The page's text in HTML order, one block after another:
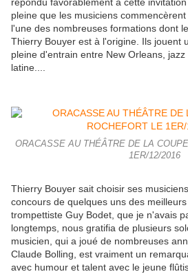
pleine que les musiciens
l'une des nombreuses formations dont
Thierry Bouyer est à l'origine. Ils jouent
pleine d'entrain entre New Orleans,
latine....
ORACASSE AU THÉÂTRE DE LA
1ER/12/2016
Thierry Bouyer sait choisir ses
concours de quelques uns des
trompettiste Guy Bodet, que je n'avais
longtemps, nous gratifia de plusieurs
musicien, qui a joué de nombreuses
Claude Bolling, est vraiment un
avec humour et talent avec le jeune